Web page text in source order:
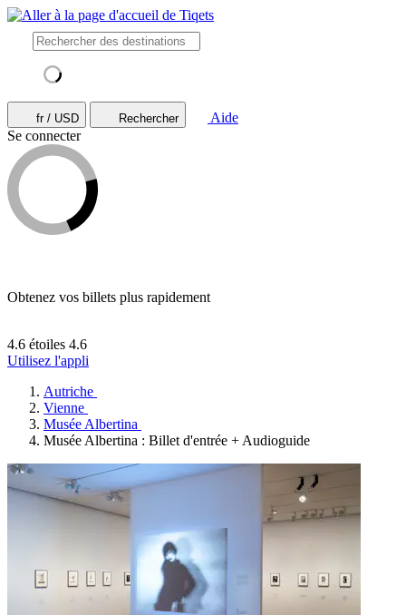
fr / USD Rechercher
Aide
Se connecter
Obtenez vos billets plus rapidement
4.6 étoiles 4.6
Utilisez l'appli
Autriche
Vienne
Musée Albertina
Musée Albertina : Billet d'entrée + Audioguide